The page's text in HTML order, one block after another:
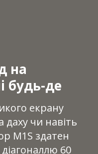
на
будь-де
екрану
даху чи навіть
M1S здатен
60